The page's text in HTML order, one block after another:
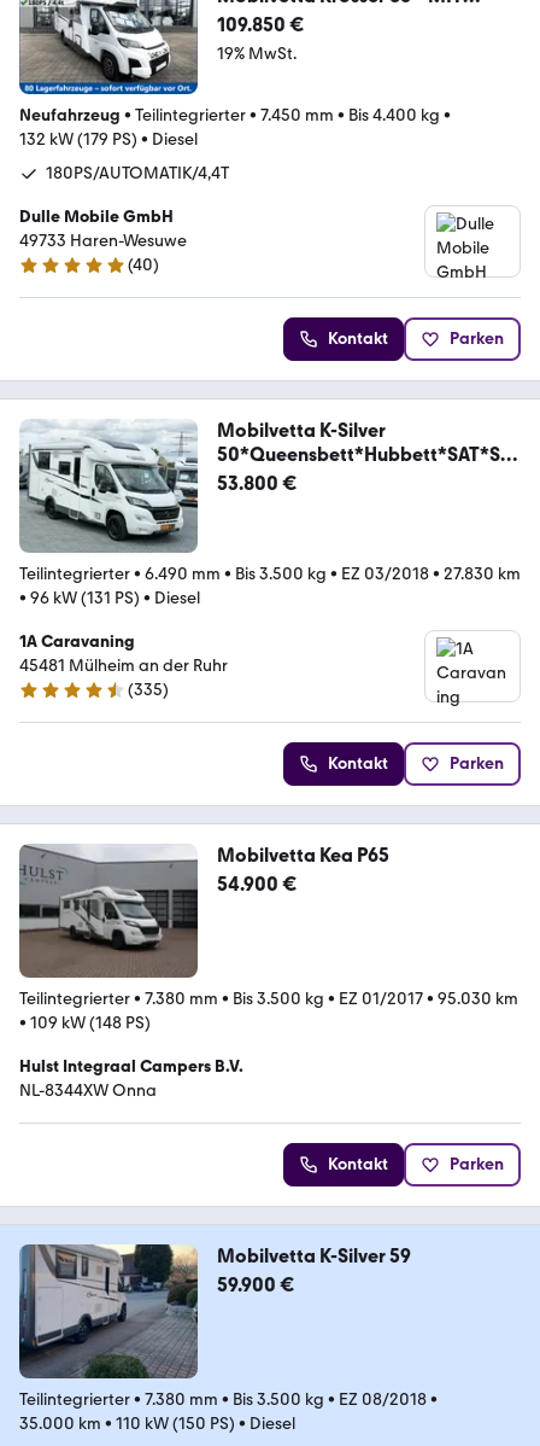
HUBBETT / DOPPELTER BODEN *
109.850 €
19% MwSt.
Neufahrzeug • Teilintegrierter• 7.450 mm • Bis 4.400 kg •
132 kW (179 PS) • Diesel
180PS/AUTOMATIK/4,4T
Dulle Mobile GmbH
49733 Haren-Wesuwe
5 Sterne
(40)
Kontakt Parken
Mobilvetta K-Silver
50*Queensbett*Hubbett*SAT*Sol
ar*
53.800 €
Teilintegrierter• 6.490 mm • Bis 3.500 kg • EZ 03/2018• 27.830 km
• 96 kW (131 PS) • Diesel
1A Caravaning
45481 Mülheim an der Ruhr
4.6 Sterne
(335)
Kontakt Parken
Mobilvetta Kea P65
54.900 €
Teilintegrierter• 7.380 mm • Bis 3.500 kg • EZ 01/2017• 95.030 km
• 109 kW (148 PS)
Hulst Integraal Campers B.V.
NL-8344XW Onna
Kontakt Parken
Mobilvetta K-Silver 59
59.900 €
Teilintegrierter• 7.380 mm • Bis 3.500 kg • EZ 08/2018•
35.000 km • 110 kW (150 PS) • Diesel